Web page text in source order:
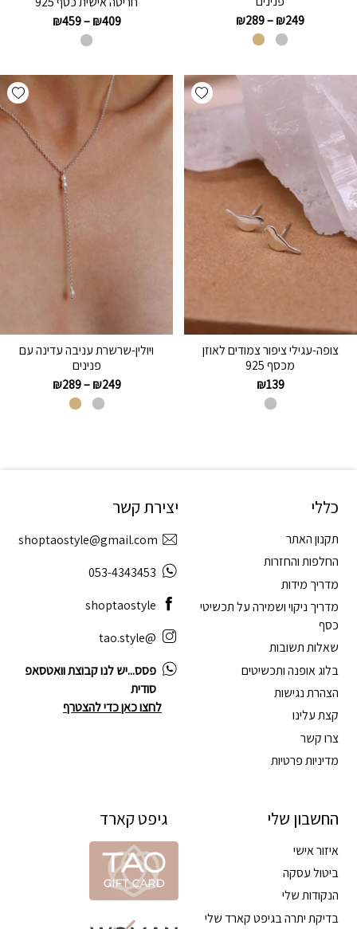
₪249
–
₪289
₪409
–
₪459
Add wishlist
צופה-עגילי ציפור צמודים לאוזן
מכסף 925
₪139
ויולין-שרשרת עניבה עדינה עם
פנינים
₪249
–
₪289
כללי
תקנון האתר
החלפות והחזרות
מדריך מידות
מדריך ניקוי ושמירה על תכשיטי
כסף
שאלות תשובות
בלוג אופנה ותכשיטים
הצהרת נגישות
קצת עלינו
צרו קשר
מדיניות פרטיות
החשבון שלי
איזור אישי
ביטול עסקה
הנקודות שלי
בדיקת יתרה בגיפט קארד שלי
יצירת קשר
shoptaostyle@gmail.com
053-4343453
shoptaostyle
@tao.style
פסס...יש לנו קבוצת וואטסאפ
סודית
לחצו כאן כדי להצטרף
גיפט קארד